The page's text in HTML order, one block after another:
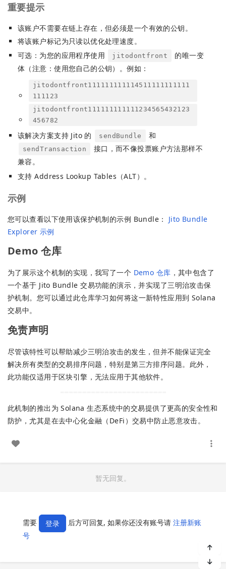
重要提示
该账户不需要在链上存在，但必须是一个有效的公钥。
将该账户标记为只读以优化处理速度。
可选：为您的应用程序使用
jitodontfront
的唯一变
体（注意：使用您自己的公钥）。例如：
jitodontfront111111111114511111111111
111123
jitodontfront111111111111234565432123
456782
该解决方案支持 Jito 的 sendBundle 和
sendTransaction
接口，而不像投票账户方法那样不
兼容。
支持 Address Lookup Tables（ALT）。
示例
您可以查看以下使用该保护机制的示例 Bundle： Jito Bundle
Explorer 示例
Demo 仓库
为了展示这个机制的实现，我写了一个 Demo 仓库 ，其中包含了
一个基于 Jito Bundle 交易功能的演示，并实现了三明治攻击保
护机制。您可以通过此仓库学习如何将这一新特性应用到 Solana
交易中。
免责声明
尽管该特性可以帮助减少三明治攻击的发生，但并不能保证完全
解决所有类型的交易排序问题，特别是第三方排序问题。此外，
此功能仅适用于区块引擎，无法应用于其他软件。
此机制的推出为 Solana 生态系统中的交易提供了更高的安全性和
防护，尤其是在去中心化金融（DeFi）交易中防止恶意攻击。
暂无回复。
需要 登录 后方可回复, 如果你还没有账号请 注册新账
号